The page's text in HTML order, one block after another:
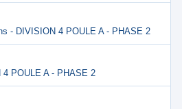
- DIVISION 4 POULE A - PHASE 2
POULE A - PHASE 2